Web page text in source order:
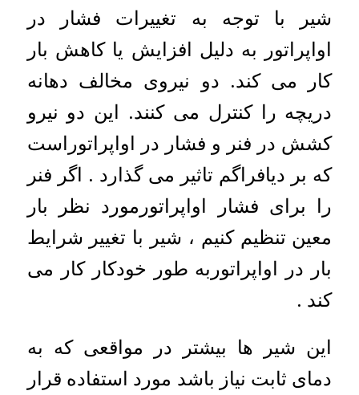
شیر با توجه به تغییرات فشار در
اواپراتور به دلیل افزایش یا کاهش بار
کار می کند. دو نیروی مخالف دهانه
دریچه را کنترل می کنند. این دو نیرو
کشش در فنر و فشار در اواپراتوراست
که بر دیافراگم تاثیر می گذارد . اگر فنر
را برای فشار اواپراتورمورد نظر بار
معین تنظیم کنیم ، شیر با تغییر شرایط
بار در اواپراتوربه طور خودکار کار می
کند .
این شیر ها بیشتر در مواقعی که به
دمای ثابت نیاز باشد مورد استفاده قرار